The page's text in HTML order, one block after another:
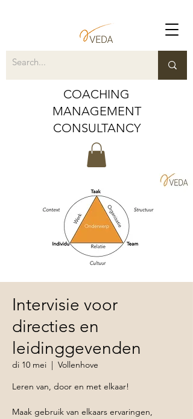
COACHING
MANAGEMENT
CONSULTANCY
Intervisie voor
directies en
leidinggevenden
di 10 mei
  |
Vollenhove
Leren van, door en met elkaar!
Maak gebruik van elkaars ervaringen,